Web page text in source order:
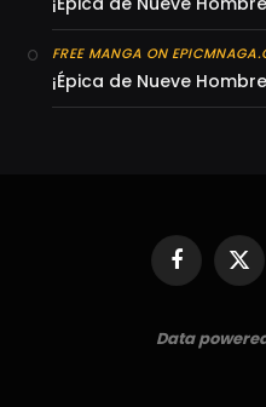
FREE MANGA ON
¡Épica de Nueve
Facebook
X
Data